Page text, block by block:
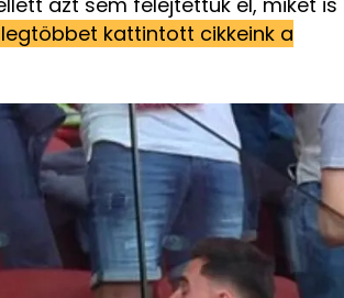
kattintott cikkeink a